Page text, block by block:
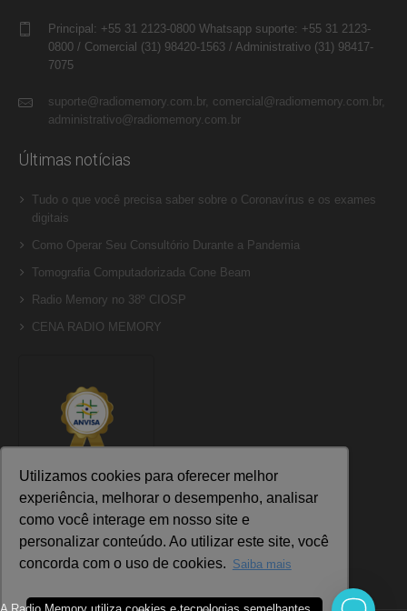
Utilizamos cookies para oferecer melhor
experiência, melhorar o desempenho, analisar
como você interage em nosso site e
personalizar conteúdo. Ao utilizar este site, você
concorda com o uso de cookies. Saiba mais
Principal: +55 31 2123-0800 Whatsapp suporte: +55 31 2123-
0800 / Comercial (31) 98420-1563 / Administrativo (31) 98417-
7075
suporte@radiomemory.com.br, comercial@radiomemory.com.br,
administrativo@radiomemory.com.br
Últimas notícias
Tudo o que você precisa saber sobre o Coronavírus e os exames
digitais
Como Operar Seu Consultório Durante a Pandemia
Tomografia Computadorizada Cone Beam
Radio Memory no 38º CIOSP
CENA RADIO MEMORY
Autorização
número: